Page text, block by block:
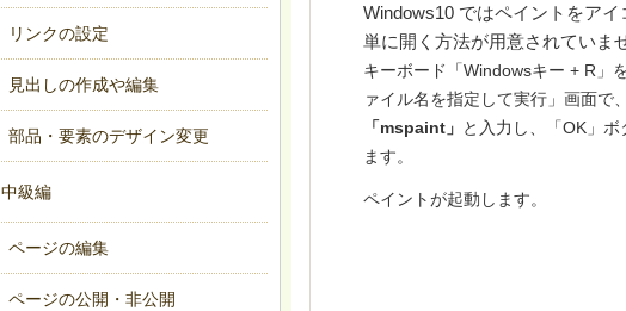
Windows10 ではペイントをアイ
単に開く方法が用意されていま
キーボード「Windowsキー + R」
ァイル名を指定して実行」画面で、
「mspaint」 と入力し、「OK 」
ます。
ペイントが起動します。
リンクの設定
見出しの作成や編集
部品・要素のデザイン変更
中級編
ページの編集
ページの公開・非公開